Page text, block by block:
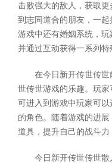
击败强大的敌人，获取
到志同道合的朋友，一
游戏中还有婚姻系统，玩
并通过互动获得一系列特
在今日新开传世传
世传世游戏的乐趣。玩
可进入到游戏中玩家可
的角色。随着游戏的进
道具，提升自己的战斗力
今日新开传世传世